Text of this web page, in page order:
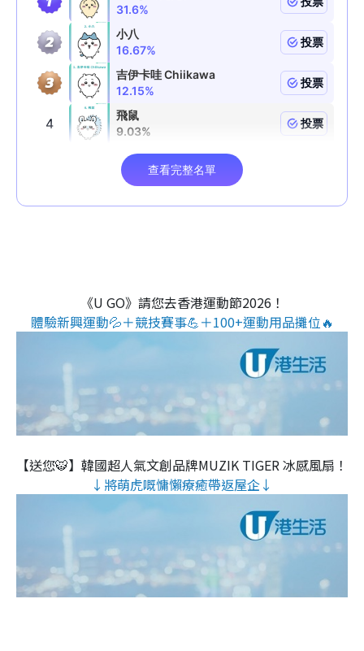
《U GO》請您去香港運動節2026！
體驗新興運動💦＋競技賽事💪＋100+運動用品攤位🔥
【送您🐯】韓國超人氣文創品牌MUZIK TIGER 冰感風扇！
↓將萌虎嘅慵懶療癒帶返屋企↓